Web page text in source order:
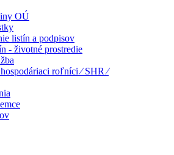
OÚ
listín a podpisov
- životné prostredie
roľníci ⁄ SHR ⁄